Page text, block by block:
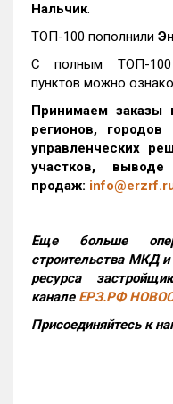
Нальчик.
ТОП-100 пополнили
С полным ТОП-100
пунктов можно
Принимаем заказы
регионов,
управленческих
участков,
продаж:
Еще больше
строительства МКД и
ресурса
канале ЕРЗ.РФ
Присоединяйтесь к